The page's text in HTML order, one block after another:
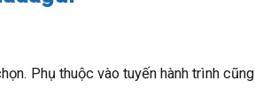
Phụ thuộc vào tuyến hành trình cũng